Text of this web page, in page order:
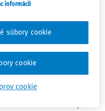
aktívne zapájalo do
V novembri 2017
Ziobro, odvolal
Krajského súdu v
že riadne nedohliadala
žalobu proti štátu, v
informácií
cookie
súbory cookie
cookie